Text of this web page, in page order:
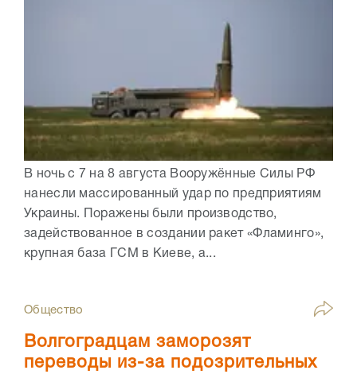
В ночь с 7 на 8 августа Вооружённые Силы РФ
нанесли массированный удар по предприятиям
Украины. Поражены были производство,
задействованное в создании ракет «Фламинго»,
крупная база ГСМ в Киеве, а...
Общество
Волгоградцам заморозят
переводы из-за подозрительных